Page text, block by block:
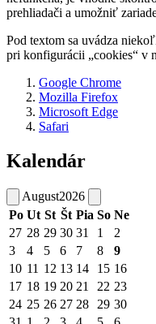
prehliadači a umožniť
Pod textom sa uvádza
pri konfigurácii „cookies“ v
Google Chrome
Mozilla Firefox
Microsoft Edge
Safari
Kalendár
August2026
Po Ut St Št Pia So Ne
27 28 29 30 31 1
2
3
4 5 6 7 8
9
10 11 12 13 14 15 16
17 18 19 20 21 22 23
24 25 26 27 28 29 30